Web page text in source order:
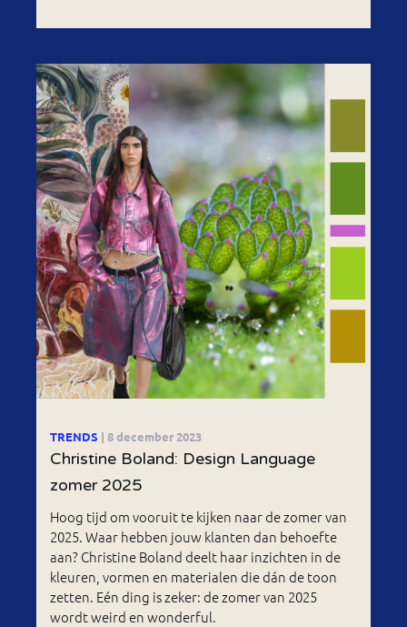
TRENDS | 8 december 2023
Christine Boland: Design Language
zomer 2025
Hoog tijd om vooruit te kijken naar de zomer van
2025. Waar hebben jouw klanten dan behoefte
aan? Christine Boland deelt haar inzichten in de
kleuren, vormen en materialen die dán de toon
zetten. Eén ding is zeker: de zomer van 2025
wordt weird en wonderful.